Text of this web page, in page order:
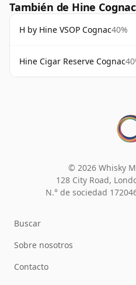
También de Hine Cognac
H by Hine VSOP Cognac40%
Hine Cigar Reserve Cognac
© 2026 Whisky
128 City Road,
N.° de sociedad
Buscar
Sobre nosotros
Contacto